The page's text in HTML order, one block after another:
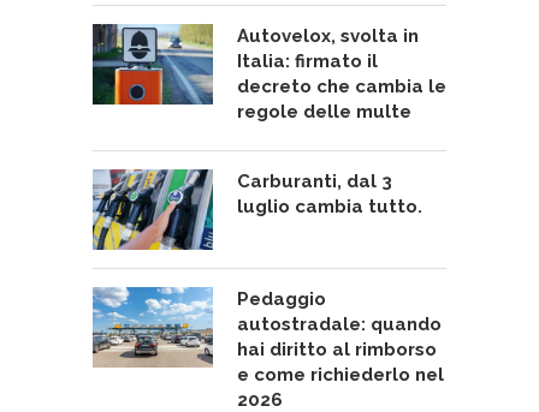
Autovelox, svolta in
Italia: firmato il
decreto che cambia le
regole delle multe
Carburanti, dal 3
luglio cambia tutto.
Pedaggio
autostradale: quando
hai diritto al rimborso
e come richiederlo nel
2026